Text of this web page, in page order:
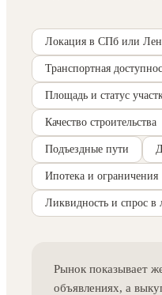
Локация в СПб или
Транспортная
Площадь и статус
Качество строительства
Подъездные пути
Ипотека и ограничения
Ликвидность и спрос в
Рынок показывает
объявлениях, а